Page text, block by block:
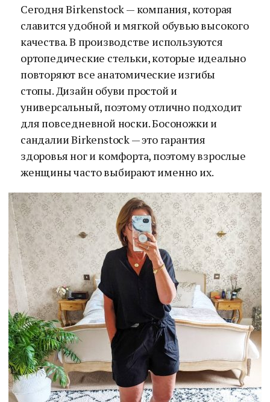
Сегодня Birkenstock — компания, которая
славится удобной и мягкой обувью высокого
качества. В производстве используются
ортопедические стельки, которые идеально
повторяют все анатомические изгибы
стопы. Дизайн обуви простой и
универсальный, поэтому отлично подходит
для повседневной носки. Босоножки и
сандалии Birkenstock — это гарантия
здоровья ног и комфорта, поэтому взрослые
женщины часто выбирают именно их.